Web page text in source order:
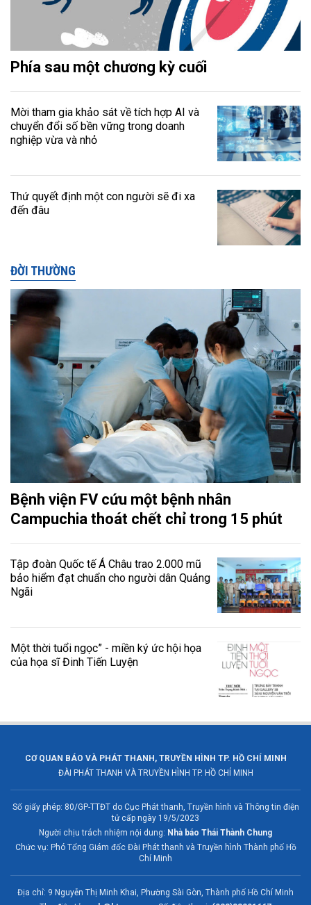
Phía sau một chương kỳ cuối
Mời tham gia khảo sát về tích hợp AI và
chuyển đổi số bền vững trong doanh
nghiệp vừa và nhỏ
Thứ quyết định một con người sẽ đi xa
đến đâu
ĐỜI THƯỜNG
Bệnh viện FV cứu một bệnh nhân
Campuchia thoát chết chỉ trong 15 phút
Tập đoàn Quốc tế Á Châu trao 2.000 mũ
bảo hiểm đạt chuẩn cho người dân Quảng
Ngãi
Một thời tuổi ngọc” - miền ký ức hội họa
của họa sĩ Đinh Tiến Luyện
CƠ QUAN BÁO VÀ PHÁT THANH, TRUYỀN HÌNH TP. HỒ CHÍ MINH
ĐÀI PHÁT THANH VÀ TRUYỀN HÌNH TP. HỒ CHÍ MINH
Số giấy phép: 80/GP-TTĐT do Cục Phát thanh, Truyền hình và Thông tin điện
tử cấp ngày 19/5/2023
Người chịu trách nhiệm nội dung: Nhà báo Thái Thành Chung
Chức vụ: Phó Tổng Giám đốc Đài Phát thanh và Truyền hình Thành phố Hồ
Chí Minh
Địa chỉ: 9 Nguyễn Thị Minh Khai, Phường Sài Gòn, Thành phố Hồ Chí Minh